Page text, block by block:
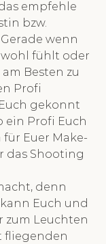
empfehle
bzw.
wenn
fühlt oder
Besten zu
Profi
gekonnt
ein Profi Euch
Euer Make-
das Shooting
denn
Euch und
zum Leuchten
fliegenden